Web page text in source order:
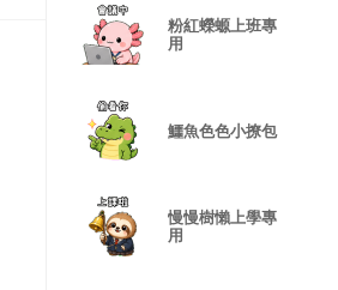
粉紅蠑螈上班專
用
鱷魚色色小撩包
慢慢樹懶上學專
用